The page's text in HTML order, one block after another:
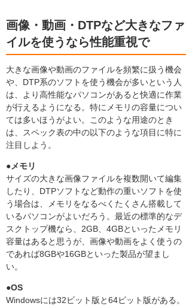
画像・動画・DTPなど大きなファ
イルを使うなら性能重視で
大きな画像や動画のファイルを頻繁に扱う機会
や、DTP系のソフトを使う機会が多いという人
は、より高性能なパソコンがあると快適に作業
が行えるようになる。特にメモリの容量につい
ては多いほうがよい。このような用途のとき
は、スペック表の中の以下のような項目に特に
注目しよう。
●メモリ
サイズの大きな画像ファイルを複数開いて編集
したり、DTPソフトなど動作の重いソフトを使
う場合は、メモリをなるべくたくさん搭載して
いるパソコンがよいだろう。最近の標準的なデ
スクトップ機なら、2GB、4GBといったメモリ
容量はあると思うが、画像や動画をよく使うの
であれば8GBや16GBといった製品が望まし
い。
●OS
Windowsには32ビット版と64ビット版がある。